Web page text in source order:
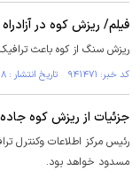
فیلم/ ریزش کوه در
ریزش سنگ از کوه باعث
کد خبر: ۹۴۱۴۷۱ تاریخ انتشار : ۱۴۰۳/۰۷/۱۸
جزئیات از ریزش کوه
رئیس مرکز اطلاعات وکنترل
مسدود خواهد بود.